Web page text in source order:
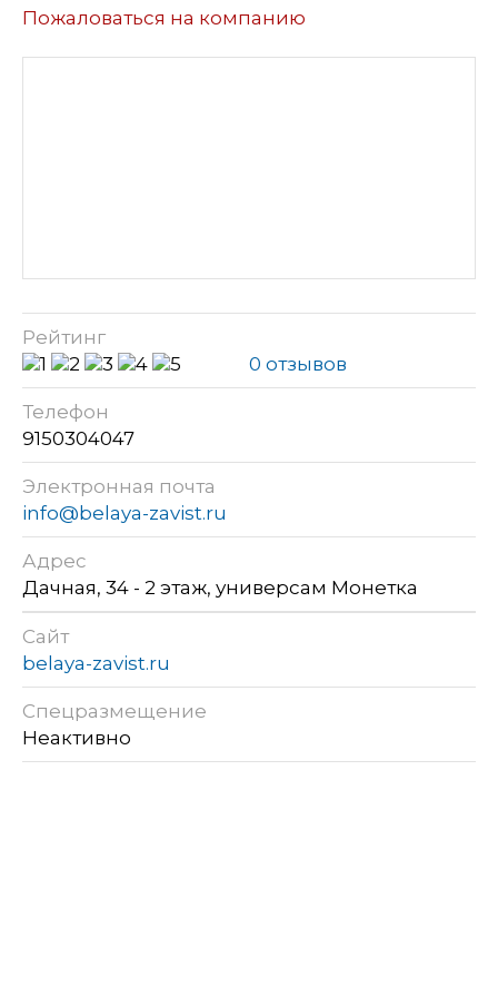
Пожаловаться на компанию
Рейтинг
0 отзывов
Телефон
9150304047
Электронная почта
info@belaya-zavist.ru
Адрес
Дачная, 34 - 2 этаж, универсам Монетка
Сайт
belaya-zavist.ru
Спецразмещение
Неактивно